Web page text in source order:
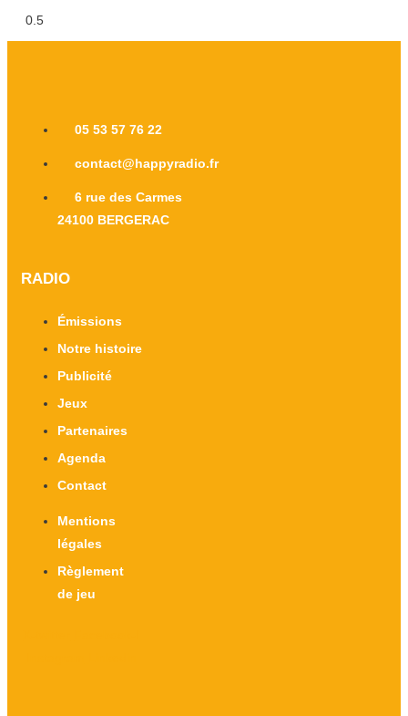
05 53 57 76 22
contact@happyradio.fr
6 rue des Carmes
24100 BERGERAC
RADIO
Émissions
Notre histoire
Publicité
Jeux
Partenaires
Agenda
Contact
Mentions
légales
Règlement
de jeu